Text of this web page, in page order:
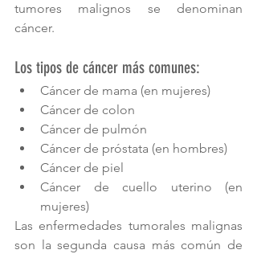
tumores malignos se denominan
cáncer.
Los tipos de cáncer más comunes:
Cáncer de mama (en mujeres)
Cáncer de colon
Cáncer de pulmón
Cáncer de próstata (en hombres)
Cáncer de piel
Cáncer de cuello uterino (en
mujeres)
Las enfermedades tumorales malignas
son la segunda causa más común de